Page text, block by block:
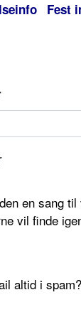
Fest
en sang til
vil finde
altid i